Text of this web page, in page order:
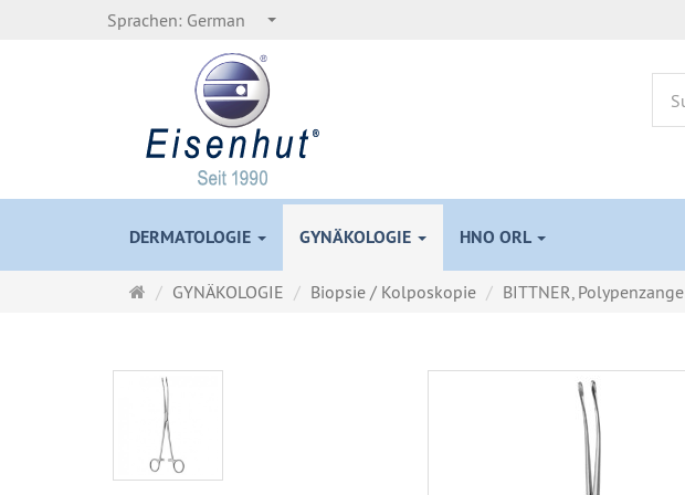
Sprachen: German
DERMATOLOGIE GYNÄKOLOGIE HNO ORL
Startseite
GYNÄKOLOGIE Biopsie / Kolposkopie BITTNER, Polypenzange